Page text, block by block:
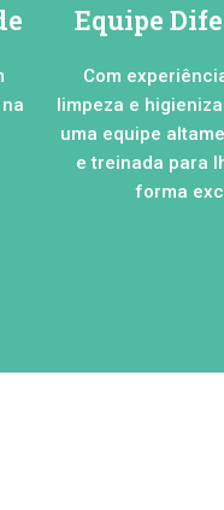
Equipe
Com
limpeza e
uma equipe
e treinada para
forma